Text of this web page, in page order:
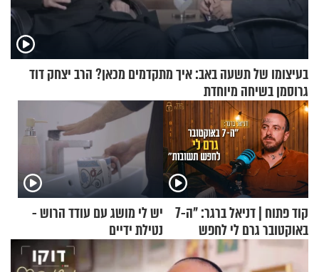
בעיצומו של תשעה באב: איך מתקדמים מכאן? הרב יצחק דוד
גרוסמן בשיחה מיוחדת
קוד פתוח | דניאל ברגר: "ה-7
באוקטובר גרם לי לחפש
תשובות"
יש לי מושג עם עודד הרוש -
נטילת ידיים